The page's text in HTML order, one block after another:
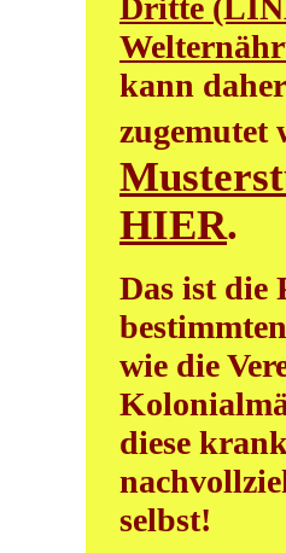
Dritte
kann
zugemutet
HIER.
Das ist die
wie die
diese
selbst!